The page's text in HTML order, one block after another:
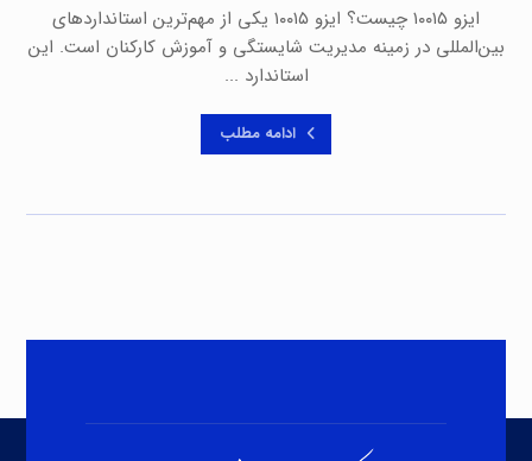
ایزو ۱۰۰۱۵ چیست؟ ایزو ۱۰۰۱۵ یکی از مهم‌ترین استانداردهای
بین‌المللی در زمینه مدیریت شایستگی و آموزش کارکنان است. این
استاندارد ...
ادامه مطلب